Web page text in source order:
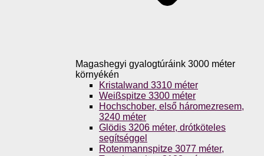
Magashegyi gyalogtúráink 3000 méter
környékén
Kristalwand 3310 méter
Weißspitze 3300 méter
Hochschober, első háromezresem,
3240 méter
Glödis 3206 méter, drótköteles
segítséggel
Rotenmannspitze 3077 méter,